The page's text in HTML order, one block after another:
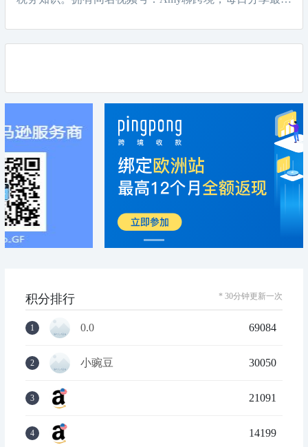
积分排行 * 30分钟更新一次
1 0.0 69084
2 小豌豆 30050
3 21091
4 14199